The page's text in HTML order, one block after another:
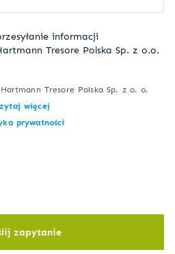
informacji
Tresore Polska Sp. z o.o.
Tresore Polska Sp. z o. o.
więcej
prywatności
zapytanie